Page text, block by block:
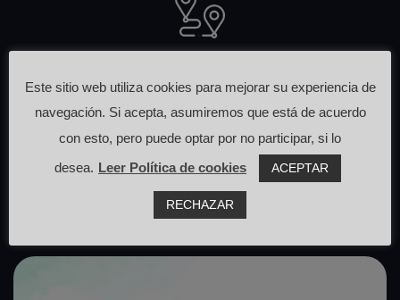
Otras rutas
que pasan cerca de aquí
Este sitio web utiliza cookies para mejorar su experiencia de
navegación. Si acepta, asumiremos que está de acuerdo
con esto, pero puede optar por no participar, si lo
desea. Leer Política de cookies ACEPTAR
RECHAZAR